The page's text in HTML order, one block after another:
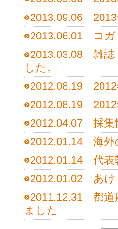
2013.09.06 2013
2013.06.01 コガ
2013.03.08 雑誌
した。
2012.08.19 2012
2012.08.19 2012
2012.04.07 採集
2012.01.14 海外
2012.01.14 代表
2012.01.02 あけ
2011.12.31 都道
ました